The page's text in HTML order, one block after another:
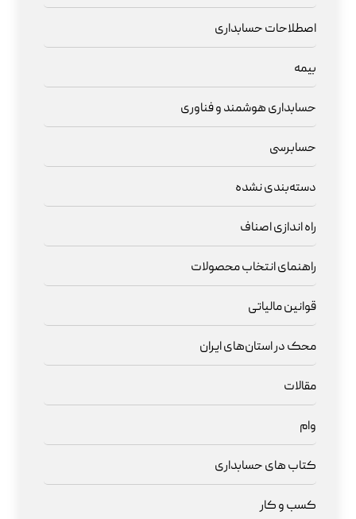
اصطلاحات حسابداری
بیمه
حسابداری هوشمند و فناوری
حسابرسی
دسته‌بندی نشده
راه اندازی اصناف
راهنمای انتخاب محصولات
قوانین مالیاتی
محک در استان‌های ایران
مقالات
وام
کتاب های حسابداری
کسب و کار